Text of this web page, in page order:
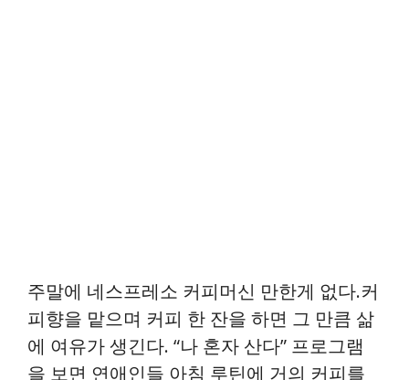
주말에 네스프레소 커피머신 만한게 없다.커
피향을 맡으며 커피 한 잔을 하면 그 만큼 삶
에 여유가 생긴다. “나 혼자 산다” 프로그램
을 보면 연애인들 아침 루틴에 거의 커피를